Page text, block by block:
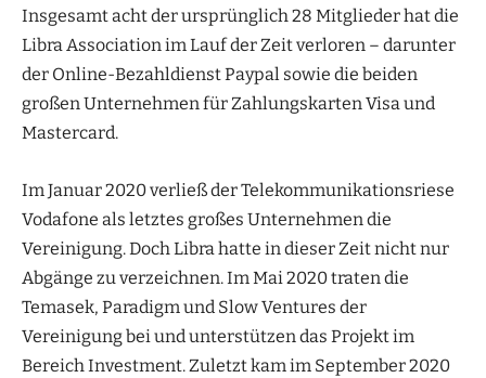
Insgesamt acht der ursprünglich 28 Mitglieder hat die
Libra Association im Lauf der Zeit verloren – darunter
der Online-Bezahldienst Paypal sowie die beiden
großen Unternehmen für Zahlungskarten Visa und
Mastercard.
Im Januar 2020 verließ der Telekommunikationsriese
Vodafone als letztes großes Unternehmen die
Vereinigung. Doch Libra hatte in dieser Zeit nicht nur
Abgänge zu verzeichnen. Im Mai 2020 traten die
Temasek, Paradigm und Slow Ventures der
Vereinigung bei und unterstützen das Projekt im
Bereich Investment. Zuletzt kam im September 2020